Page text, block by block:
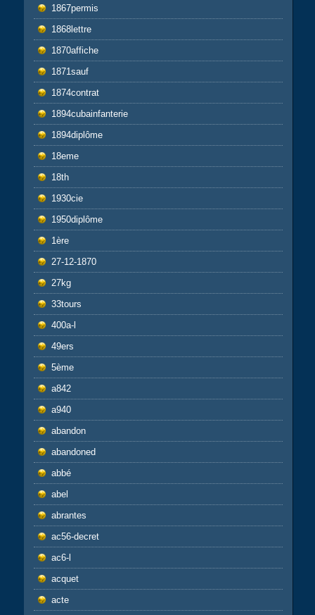
1867permis
1868lettre
1870affiche
1871sauf
1874contrat
1894cubainfanterie
1894diplôme
18eme
18th
1930cie
1950diplôme
1ère
27-12-1870
27kg
33tours
400a-l
49ers
5ème
a842
a940
abandon
abandoned
abbé
abel
abrantes
ac56-decret
ac6-l
acquet
acte